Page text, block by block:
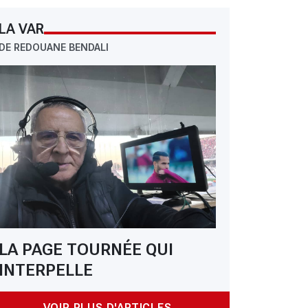
VAR
REDOUANE BENDALI
PAGE TOURNÉE QUI
0  1 ASK : El-Djamîya retombe dans ses travers